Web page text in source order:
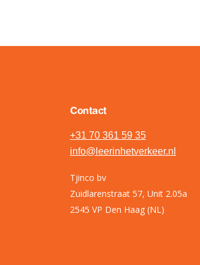
Contact
+31 70 361 59 35
info@leerinhetverkeer.nl
Tjinco bv
Zuidlarenstraat 57, Unit 2.05a
2545 VP Den Haag (NL)